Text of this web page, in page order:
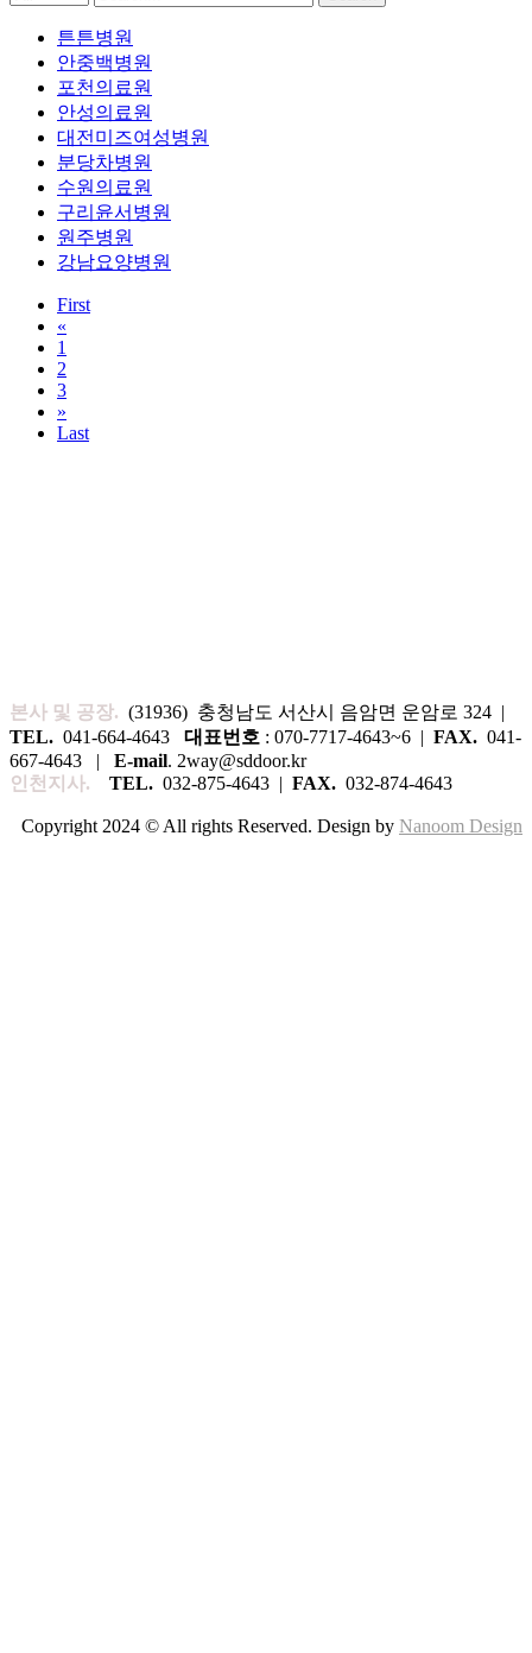
튼튼병원
안중백병원
포천의료원
안성의료원
대전미즈여성병원
분당차병원
수원의료원
구리윤서병원
원주병원
강남요양병원
First
«
1
2
3
»
Last
본사 및 공장. (31936) 충청남도 서산시 음암면 운암로 324 |
TEL. 041-664-4643 대표번호 : 070-7717-4643~6 | FAX. 041-
667-4643 | E-mail. 2way@sddoor.kr
인천지사.
TEL. 032-875-4643 | FAX. 032-874-4643
Copyright 2024 © All rights Reserved. Design by Nanoom Design